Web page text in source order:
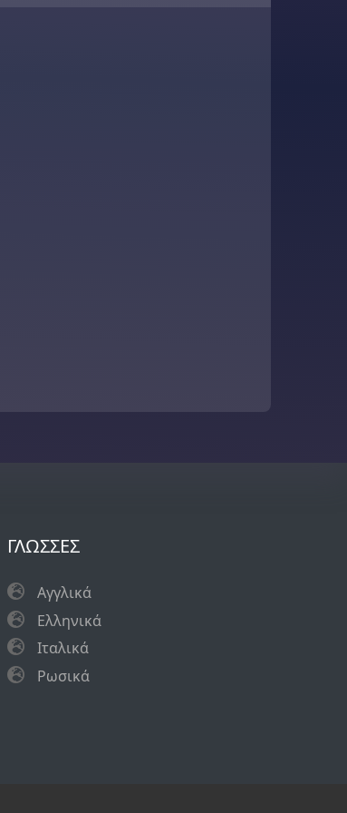
ΓΛΩΣΣΕΣ
Αγγλικά
Eλληνικά
Ιταλικά
Ρωσικά